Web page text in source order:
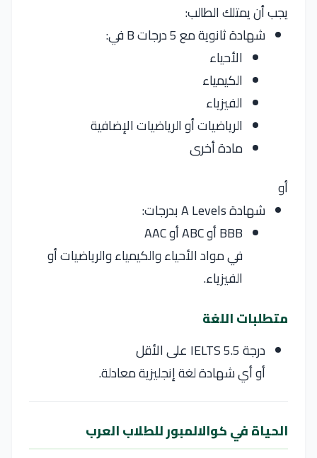
يجب أن يمتلك الطالب:
شهادة ثانوية مع 5 درجات B في:
الأحياء
الكيمياء
الفيزياء
الرياضيات أو الرياضيات الإضافية
مادة أخرى
أو
شهادة A Levels بدرجات:
BBB أو ABC أو AAC
في مواد الأحياء والكيمياء والرياضيات أو
الفيزياء.
متطلبات اللغة
درجة IELTS 5.5 على الأقل
أو أي شهادة لغة إنجليزية معادلة.
الحياة في كوالالمبور للطلاب العرب